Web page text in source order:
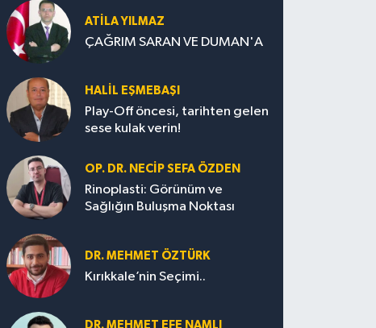
ATILA YILMAZ
ÇAĞRIM SARAN VE DUMAN'A
HALIL EŞMEBAŞI
Play-Off öncesi, tarihten gelen
sese kulak verin!
OP. DR. NECIP SEFA ÖZDEN
Rinoplasti: Görünüm ve
Sağlığın Buluşma Noktası
DR. MEHMET ÖZTÜRK
Kırıkkale’nin Seçimi..
DR. MEHMET EFE NAMLI